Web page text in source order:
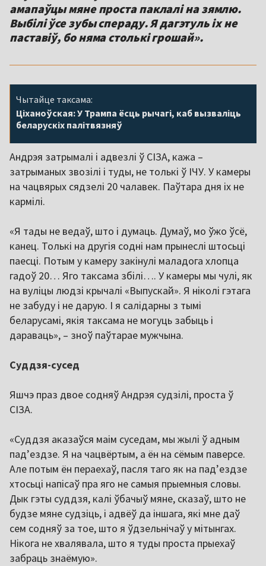
амапаўцы мяне проста паклалі на зямлю.
Выбілі ўсе зубы спераду. Я дагэтуль іх не
паставіў, бо няма столькі грошай».
Чытайце таксама:
Ціханоўская: У Трампа ёсць рычагі, каб вызваліць
беларускіх палітвязняў
Андрэя затрымалі і адвезлі ў СІЗА, кажа –
затрыманых звозілі і туды, не толькі ў ІЧУ. У камеры
на чацвярых сядзелі 20 чалавек. Паўтара дня іх не
кармілі.
«Я тады не ведаў, што і думаць. Думаў, мо ўжо ўсё,
канец. Толькі на другія содні нам прынеслі штосьці
паесці. Потым у камеру закінулі маладога хлопца
гадоў 20… Яго таксама збілі…. У камеры мы чулі, як
на вуліцы людзі крычалі «Выпускай». Я ніколі гэтага
не забуду і не дарую. І я салідарны з тымі
беларусамі, якія таксама не могуць забыць і
дараваць», – зноў паўтарае мужчына.
Суддзя-сусед
Яшчэ праз двое содняў Андрэя судзілі, проста ў
СІЗА.
«Суддзя аказаўся маім суседам, мы жылі ў адным
пад’ездзе. Я на чацвёртым, а ён на сёмым паверсе.
Але потым ён пераехаў, пасля таго як на пад’ездзе
хтосьці напісаў пра яго не самыя прыемныя словы.
Дык гэты суддзя, калі ўбачыў мяне, сказаў, што не
будзе мяне судзіць, і адвёў да іншага, які мне даў
сем содняў за тое, што я ўдзельнічаў у мітынгах.
Нікога не хвалявала, што я туды проста прыехаў
забраць знаёмую».